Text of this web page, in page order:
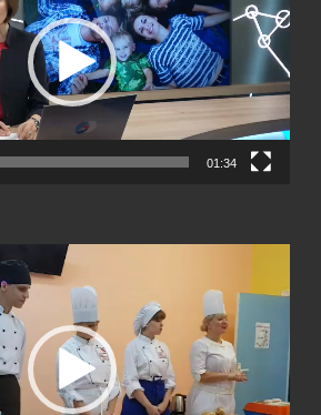
01:34